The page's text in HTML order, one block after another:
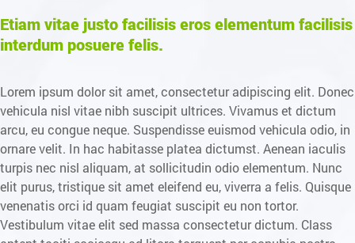
Etiam vitae justo facilisis eros elementum facilisis
interdum posuere felis.
Lorem ipsum dolor sit amet, consectetur adipiscing elit. Donec
vehicula nisl vitae nibh suscipit ultrices. Vivamus et dictum
arcu, eu congue neque. Suspendisse euismod vehicula odio, in
ornare velit. In hac habitasse platea dictumst. Aenean iaculis
turpis nec nisl aliquam, at sollicitudin odio elementum. Nunc
elit purus, tristique sit amet eleifend eu, viverra a felis. Quisque
venenatis orci id quam feugiat suscipit eu non tortor.
Vestibulum vitae elit sed massa consectetur dictum. Class